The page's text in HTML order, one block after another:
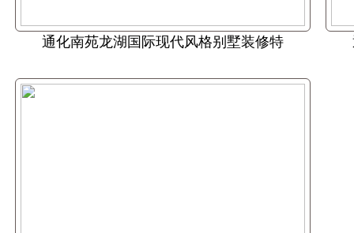
通化南苑龙湖国际现代风格别墅装修特